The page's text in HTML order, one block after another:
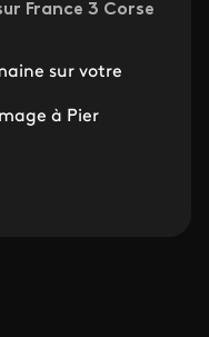
France 3 Corse
sur votre
à Pier